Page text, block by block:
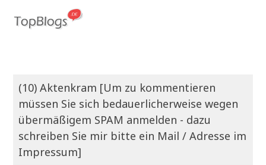
(10) Aktenkram [Um zu kommentieren
müssen Sie sich bedauerlicherweise wegen
übermäßigem SPAM anmelden - dazu
schreiben Sie mir bitte ein Mail / Adresse im
Impressum]